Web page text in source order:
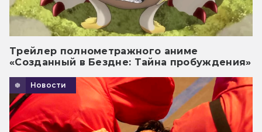
Трейлер полнометражного аниме
«Созданный в Бездне: Тайна пробуждения»
Новости